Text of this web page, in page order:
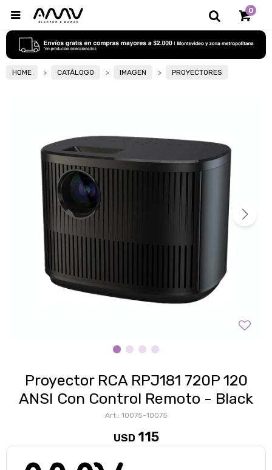
0

HOME CATÁLOGO IMAGEN PROYECTORES
Proyector RCA RPJ181 720P 120
ANSI Con Control Remoto - Black
10075-10075
USD 115